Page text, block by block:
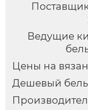
Ведущие
Цены на
Дешевый